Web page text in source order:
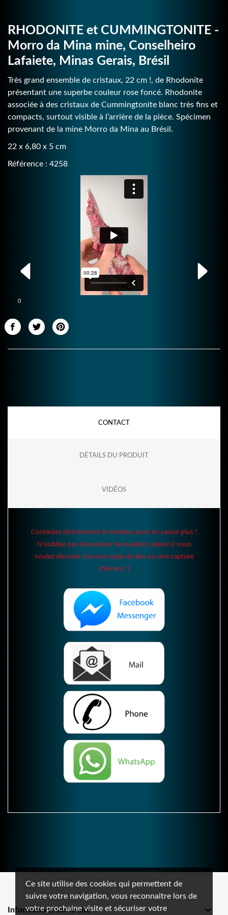
Ce site utilise des cookies qui permettent de
suivre votre navigation, vous reconnaitre lors de
votre prochaine visite et sécuriser votre
RHODONITE et CUMMINGTONITE -
Morro da Mina mine, Conselheiro
Lafaiete, Minas Gerais, Brésil
Très grand ensemble de cristaux, 22 cm !, de Rhodonite
présentant une superbe couleur rose foncé. Rhodonite
associée à des cristaux de Cummingtonite blanc très fins et
compacts, surtout visible à l’arrière de la pièce. Spécimen
provenant de la mine Morro da Mina au Brésil.
22 x 6,80 x 5 cm
Référence : 4258
0
CONTACT
DÉTAILS DU PRODUIT
VIDÉOS
Contactez directement le vendeur pour en savoir plus !
N'oubliez pas de préciser de quelle(s) pièce(s) vous
voulez discuter (via une copie du lien ou une capture
d'écran) :)
Informations sur le site 